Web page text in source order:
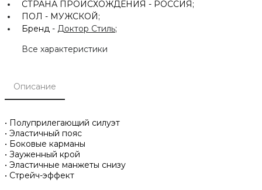
СТРАНА ПРОИСХОЖДЕНИЯ - РОССИЯ;
ПОЛ - МУЖСКОЙ;
Бренд - Доктор Стиль;
Все характеристики
Описание
• Полуприлегающий силуэт
• Эластичный пояс
• Боковые карманы
• Зауженный крой
• Эластичные манжеты снизу
• Стрейч-эффект